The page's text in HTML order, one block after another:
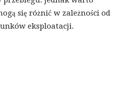
się różnić w zależności od
eksploatacji.